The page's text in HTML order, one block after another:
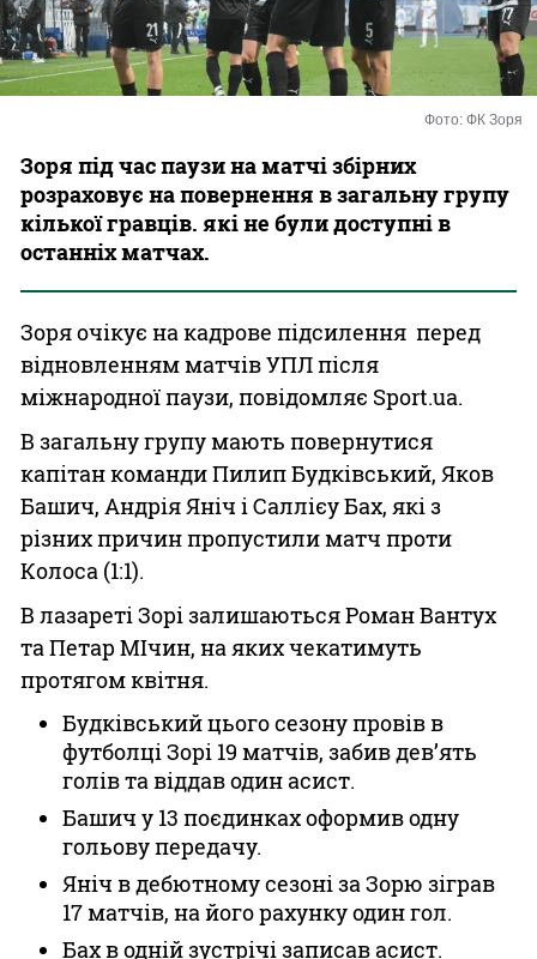
Казино
Фото: ФК Зоря
Зоря під час паузи на матчі збірних
розраховує на повернення в загальну групу
кілької гравців. які не були доступні в
останніх матчах.
Зоря очікує на кадрове підсилення перед
відновленням матчів УПЛ після
міжнародної паузи, повідомляє Sport.ua.
В загальну групу мають повернутися
капітан команди Пилип Будківський, Яков
Башич, Андрія Яніч і Саллієу Бах, які з
різних причин пропустили матч проти
Колоса (1:1).
В лазареті Зорі залишаються Роман Вантух
та Петар МІчин, на яких чекатимуть
протягом квітня.
Будківський цього сезону провів в
футболці Зорі 19 матчів, забив дев’ять
голів та віддав один асист.
Башич у 13 поєдинках оформив одну
гольову передачу.
Яніч в дебютному сезоні за Зорю зіграв
17 матчів, на його рахунку один гол.
Бах в одній зустрічі записав асист.